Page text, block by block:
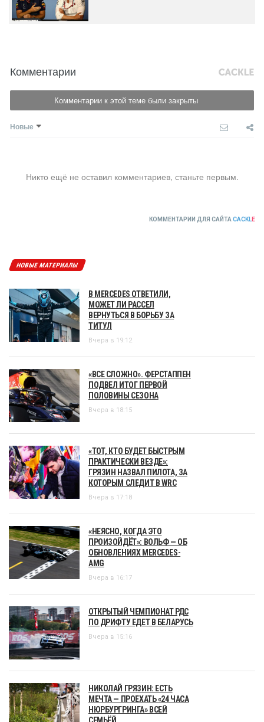
Комментарии
Комментарии к этой теме были закрыты
Новые
Никто ещё не оставил комментариев, станьте первым.
КОММЕНТАРИИ ДЛЯ САЙТА CACKLE
НОВЫЕ МАТЕРИАЛЫ
В MERCEDES ОТВЕТИЛИ,
МОЖЕТ ЛИ РАССЕЛ
ВЕРНУТЬСЯ В БОРЬБУ ЗА
ТИТУЛ
Вчера в 19:12
«ВСЕ СЛОЖНО». ФЕРСТАППЕН
ПОДВЕЛ ИТОГ ПЕРВОЙ
ПОЛОВИНЫ СЕЗОНА
Вчера в 18:15
«ТОТ, КТО БУДЕТ БЫСТРЫМ
ПРАКТИЧЕСКИ ВЕЗДЕ»:
ГРЯЗИН НАЗВАЛ ПИЛОТА, ЗА
КОТОРЫМ СЛЕДИТ В WRC
Вчера в 17:18
«НЕЯСНО, КОГДА ЭТО
ПРОИЗОЙДЁТ»: ВОЛЬФ — ОБ
ОБНОВЛЕНИЯХ MERCEDES-
AMG
Вчера в 16:17
ОТКРЫТЫЙ ЧЕМПИОНАТ РДС
ПО ДРИФТУ ЕДЕТ В БЕЛАРУСЬ
Вчера в 15:16
НИКОЛАЙ ГРЯЗИН: ЕСТЬ
МЕЧТА — ПРОЕХАТЬ «24 ЧАСА
НЮРБУРГРИНГА» ВСЕЙ